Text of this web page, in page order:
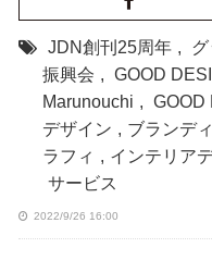
JDN創刊25周年 ,
振興会 , GOOD
Marunouchi , GOOD
デザイン , ブランデ
ラフィ , インテリア
サービス
2022/9/26 16:00